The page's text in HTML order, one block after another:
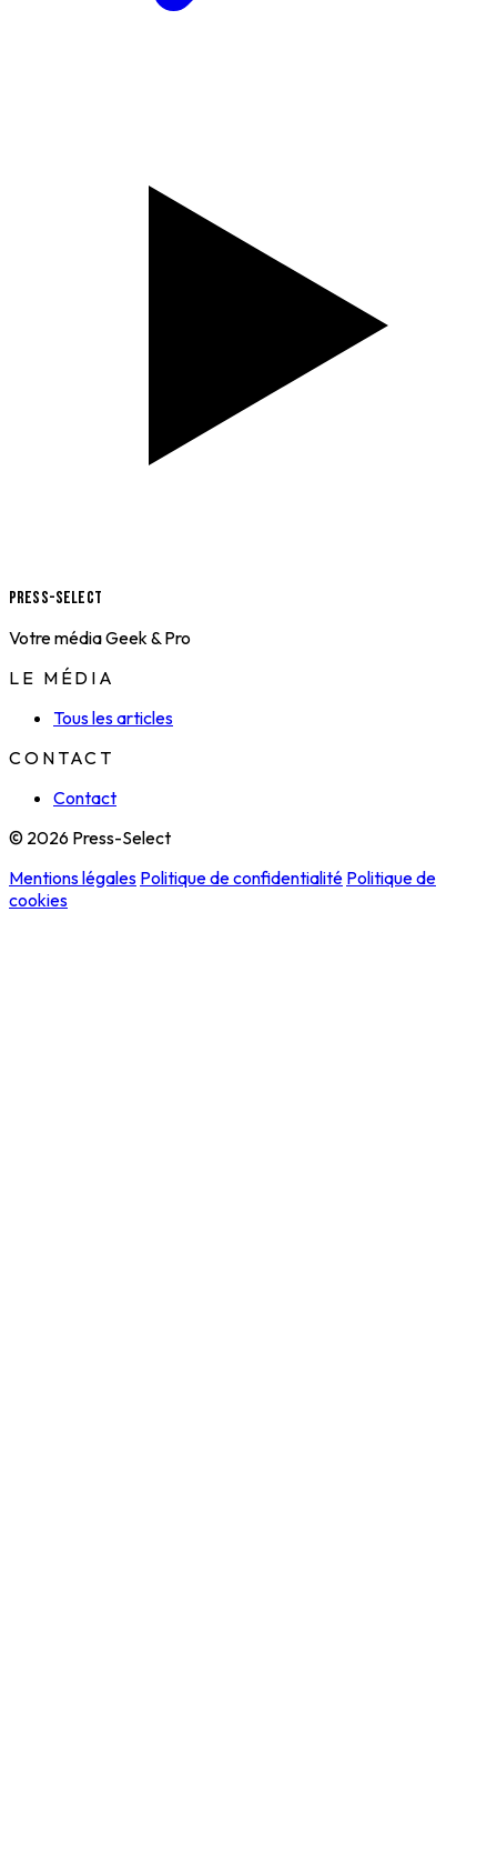
Press-Select
Votre média Geek & Pro
LE MÉDIA
Tous les articles
CONTACT
Contact
© 2026 Press-Select
Mentions légales Politique de confidentialité Politique de
cookies